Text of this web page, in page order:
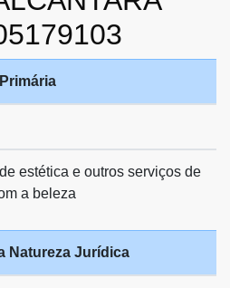
estética e outros serviços de
a beleza
Natureza Jurídica